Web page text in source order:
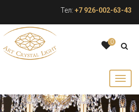
Тел: +7 926-002-63-43
0